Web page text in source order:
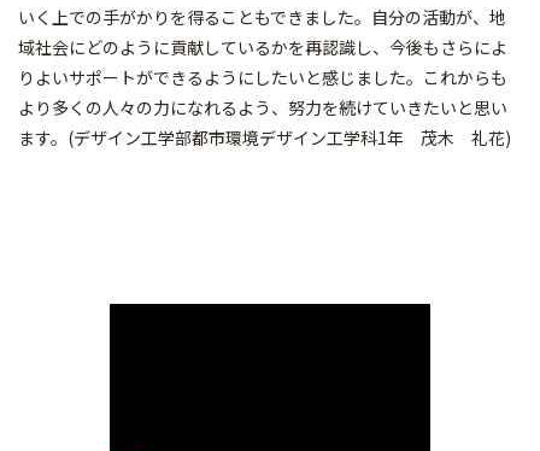
いく上での手がかりを得ることもできました。自分の活動が、地
域社会にどのように貢献しているかを再認識し、今後もさらによ
りよいサポートができるようにしたいと感じました。これからも
より多くの人々の力になれるよう、努力を続けていきたいと思い
ます。(デザイン工学部都市環境デザイン工学科1年 茂木 礼花)